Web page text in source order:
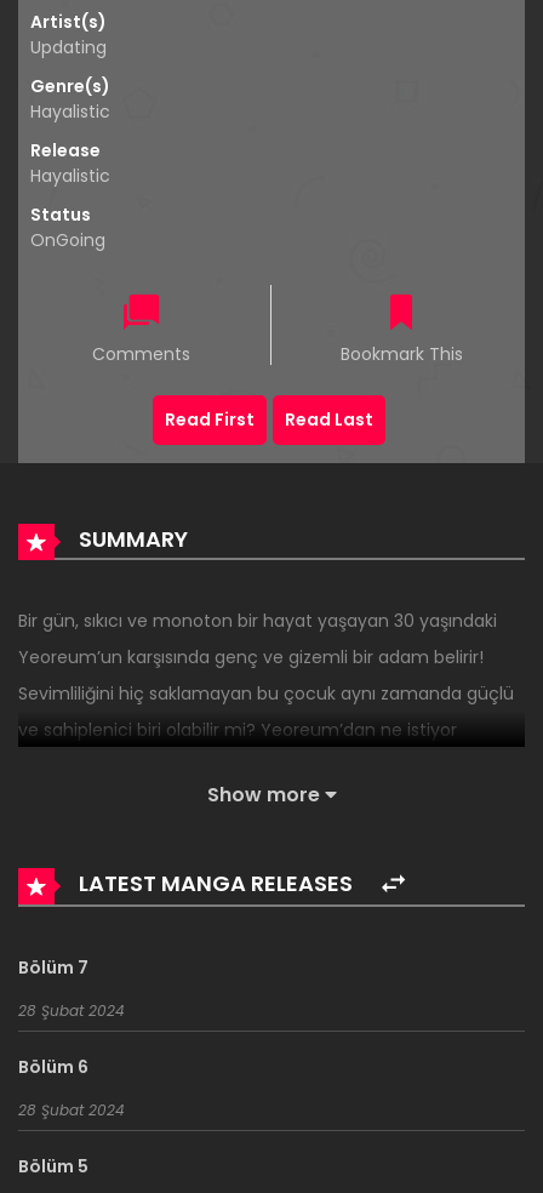
Artist(s)
Updating
Genre(s)
Hayalistic
Release
Hayalistic
Status
OnGoing
Comments Bookmark This
Read First Read Last
SUMMARY
Bir gün, sıkıcı ve monoton bir hayat yaşayan 30 yaşındaki
Yeoreum’un karşısında genç ve gizemli bir adam belirir!
Sevimliliğini hiç saklamayan bu çocuk aynı zamanda güçlü
ve sahiplenici biri olabilir mi? Yeoreum’dan ne istiyor
demek istiyor olabilir ki?! Kalpleri pır pır ettiren iki tarafın da
Show more
LATEST MANGA RELEASES
Bölüm 7
28 Şubat 2024
Bölüm 6
28 Şubat 2024
Bölüm 5